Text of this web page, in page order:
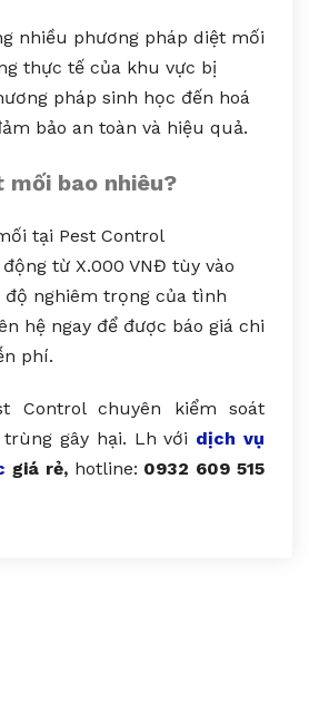
nhiều phương pháp diệt mối
thực tế của khu vực bị
pháp sinh học đến hoá
bảo an toàn và hiệu quả.
mối bao nhiêu?
tại Pest Control
từ X.000 VNĐ tùy vào
nghiêm trọng của tình
hệ ngay để được báo giá chi
phí.
Control chuyên kiểm soát
gây hại. Lh với dịch vụ
giá rẻ,hotline: 0932 609 515